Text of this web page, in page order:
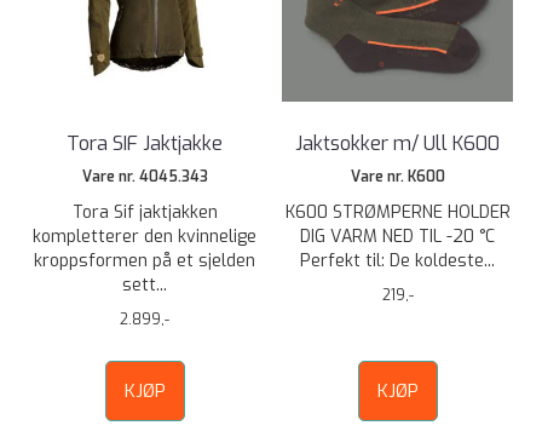
Tora SIF Jaktjakke
Vare nr. 4045.343
Tora Sif jaktjakken
kompletterer den kvinnelige
kroppsformen på et sjelden
sett...
2.899,-
KJØP
Jaktsokker m/ Ull K600
Vare nr. K600
K600 STRØMPERNE HOLDER
DIG VARM NED TIL -20 °C
Perfekt til: De koldeste...
219,-
KJØP